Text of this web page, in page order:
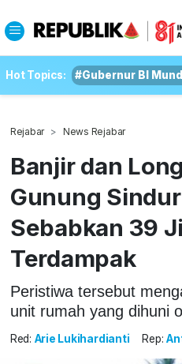
Hot Topics: #Gubernur BI
Rejabar News Rejabar
Banjir dan
Gunung
Sebabkan 39
Terdampak
Peristiwa tersebut
unit rumah yang dihuni
Red: Arie Lukihardianti Rep: